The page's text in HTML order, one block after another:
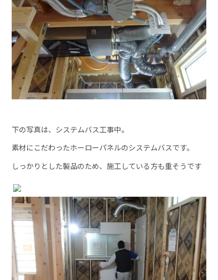
下の写真は、システムバス工事中。
素材にこだわったホーローパネルのシステムバスです。
しっかりとした製品のため、施工している方も重そうです